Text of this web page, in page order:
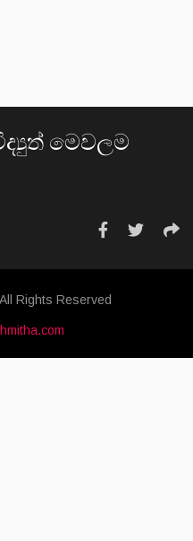
මෙවලම
Rights Reserved